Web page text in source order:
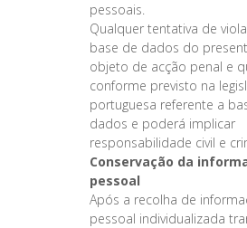
pessoais.
Qualquer tentativa de
base de dados do
objeto de acção penal e
conforme previsto na
portuguesa referente a
dados e poderá implicar
responsabilidade civil e
Conservação da
pessoal
Após a recolha de
pessoal individualizada